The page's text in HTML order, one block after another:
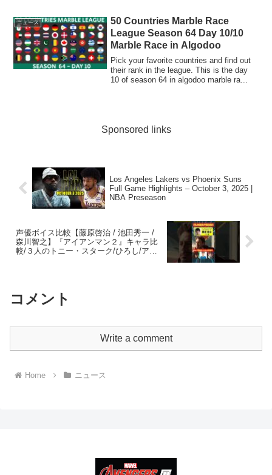
ニュース
50 Countries Marble Race
League Season 64 Day 10/10
Marble Race in Algodoo
Pick your favorite countries and find out
their rank in the league. This is the day
10 of season 64 in algodoo marble ra...
Sponsored links
Los Angeles Lakers vs Phoenix Suns
Full Game Highlights – October 3, 2025 |
NBA Preseason
声優ボイス比較【藤原啓治 / 池田秀一 /
森川智之】『アイアンマン２』キャラ比
較/３人のトニー・スターク/ひろし/アル
コメント
Write a comment
Home ニュース